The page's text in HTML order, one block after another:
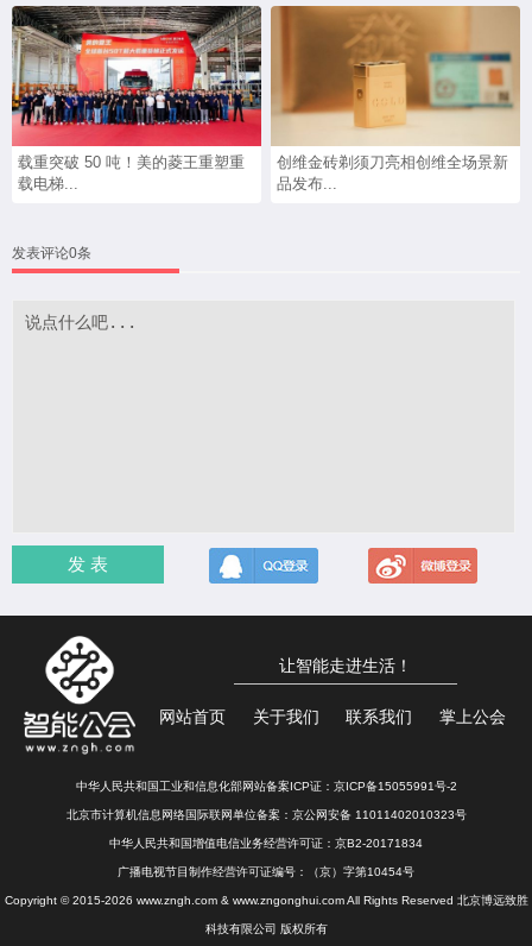
载重突破 50 吨！美的菱王重塑重
载电梯...
创维金砖剃须刀亮相创维全场景新
品发布...
发表评论0条
发 表
让智能走进生活！
网站首页 关于我们 联系我们 掌上公会
中华人民共和国工业和信息化部网站备案ICP证： 京ICP备15055991号-2
北京市计算机信息网络国际联网单位备案： 京公网安备 11011402010323号
中华人民共和国增值电信业务经营许可证：京B2-20171834
广播电视节目制作经营许可证编号：（京）字第10454号
Copyright © 2015-2026 www.zngh.com & www.zngonghui.com All Rights Reserved 北京博远致胜
科技有限公司 版权所有